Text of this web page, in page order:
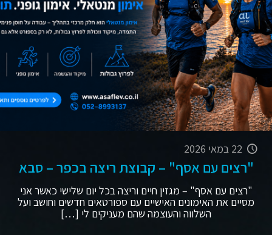
22 במאי 2026
"רצים עם אסף" – קבוצת ריצה בכפר – סבא
"רצים עם אסף" – מגזין חיים וריצה בכל יום שלישי כאשר אני
מסיים את האימונים האישיים עם ספורטאים חדשים וחושב ועל
השלווה והעוצמה שהם מעניקים לי […]